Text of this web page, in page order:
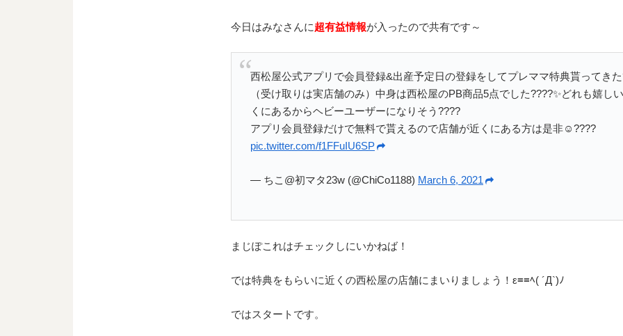
今日はみなさんに超有益情報が入ったので共有です～
西松屋公式アプリで会員登録&出産予定日の登録をしてプレママ特典貰ってき
（受け取りは実店舗のみ）中身は西松屋のPB商品5点でした????✨どれも嬉し
くにあるからヘビーユーザーになりそう????
アプリ会員登録だけで無料で貰えるので店舗が近くにある方は是非☺️????
pic.twitter.com/f1FFuIU6SP
— ちこ@初マタ23w (@ChiCo1188) March 6, 2021
まじぽこれはチェックしにいかねば！
では特典をもらいに近くの西松屋の店舗にまいりましょう！ε≡≡ﾍ( ´Д`)ﾉ
ではスタートです。